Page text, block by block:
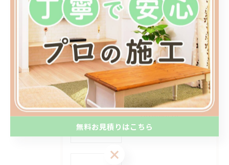
タイミング
オシャレ
最近の投稿 Recent Posts
2026/08/10
無料お見積りはこちら
無料お見積りはこちら